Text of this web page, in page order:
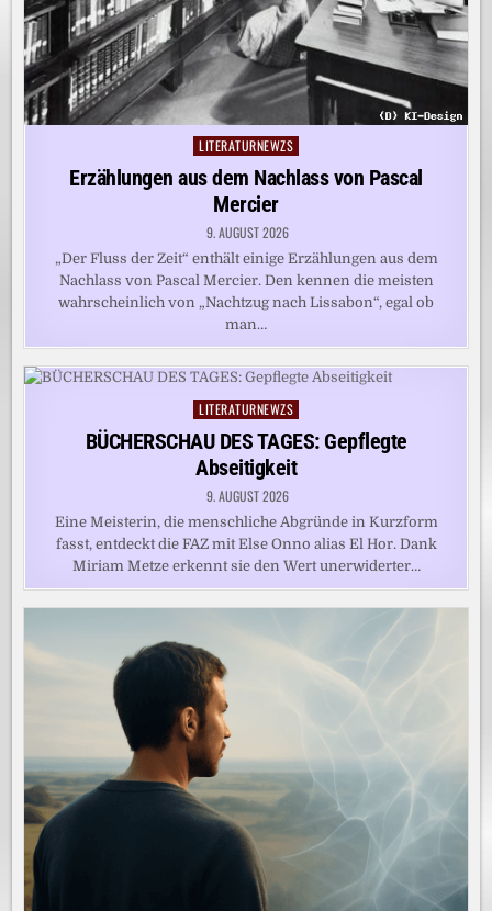
Posted
LITERATURNEWZS
Erzählungen aus dem Nachlass von Pascal
Mercier
9. AUGUST 2026
„Der Fluss der Zeit“ enthält einige Erzählungen aus dem
Nachlass von Pascal Mercier. Den kennen die meisten
wahrscheinlich von „Nachtzug nach Lissabon“, egal ob
man…
Posted
in
LITERATURNEWZS
BÜCHERSCHAU DES TAGES: Gepflegte
Abseitigkeit
9. AUGUST 2026
Eine Meisterin, die menschliche Abgründe in Kurzform
fasst, entdeckt die FAZ mit Else Onno alias El Hor. Dank
Miriam Metze erkennt sie den Wert unerwiderter…